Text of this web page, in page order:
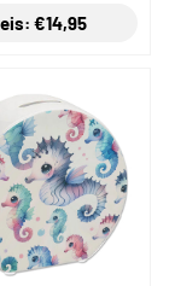
€14,95